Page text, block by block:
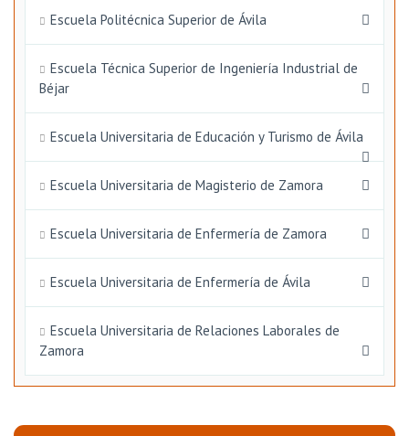
Escuela Politécnica Superior de Ávila
Escuela Técnica Superior de Ingeniería Industrial de
Béjar
Escuela Universitaria de Educación y Turismo de Ávila
Escuela Universitaria de Magisterio de Zamora
Escuela Universitaria de Enfermería de Zamora
Escuela Universitaria de Enfermería de Ávila
Escuela Universitaria de Relaciones Laborales de
Zamora